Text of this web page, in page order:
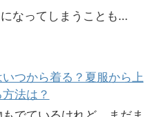
なってしまうことも…
つから着る？夏服から上
法は？